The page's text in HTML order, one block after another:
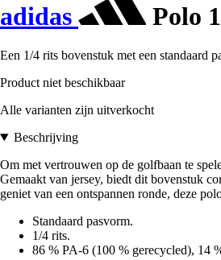
adidas Polo
Een 1/4 rits bovenstuk met een standaard
Product niet beschikbaar
Alle varianten zijn uitverkocht
Beschrijving
Om met vertrouwen op de golfbaan te
Gemaakt van jersey, biedt dit bovenstuk
geniet van een ontspannen ronde, deze
Standaard pasvorm.
1/4 rits.
86 % PA-6 (100 % gerecycled), 14